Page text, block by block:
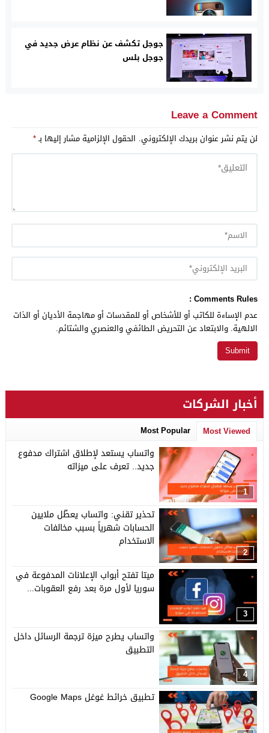
جوجل تكشف عن نظام عرض جديد في
جوجل بلس
Leave a Comment
لن يتم نشر عنوان بريدك الإلكتروني. الحقول الإلزامية مشار إليها بـ*
Comments Rules :
عدم الإساءة للكاتب أو للأشخاص أو للمقدسات أو مهاجمة الأديان أو الذات
الالهية. والابتعاد عن التحريض الطائفي والعنصري والشتائم.
أخبار الشركات
Most Viewed
Most Popular
1
واتساب يستعد لإطلاق اشتراك مدفوع
جديد.. تعرف على ميزاته
2
تحذير تقني: واتساب يعطّل ملايين
الحسابات شهرياً بسبب مخالفات
الاستخدام
3
ميتا تفتح أبواب الإعلانات المدفوعة في
سوريا لأول مرة بعد رفع العقوبات...
4
واتساب يطرح ميزة ترجمة الرسائل داخل
التطبيق
تطبيق خرائط غوغل Google Maps